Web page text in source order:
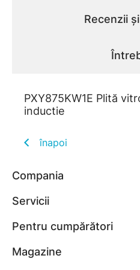
Recenzii
PXY875KW1E Plită
inductie
înapoi
Compania
Servicii
Pentru cumpărători
Magazine